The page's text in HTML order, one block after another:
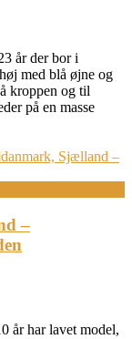
år der bor i
med blå øjne og
kroppen og til
på en masse
–
år har lavet model,